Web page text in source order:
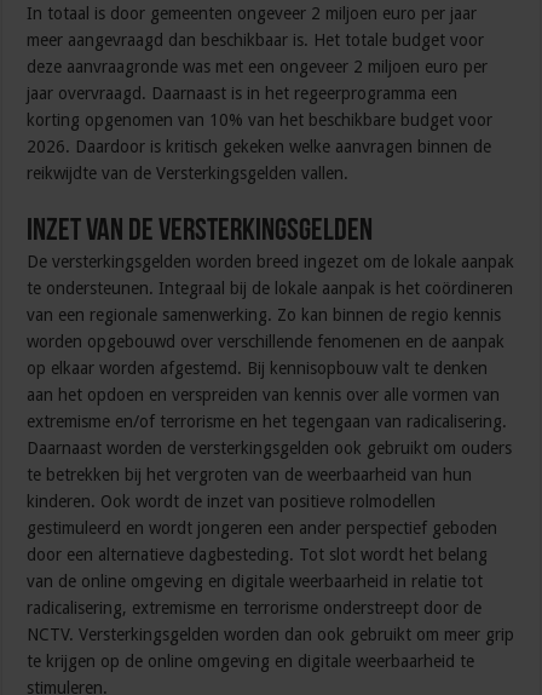
In totaal is door gemeenten ongeveer 2 miljoen euro per jaar
meer aangevraagd dan beschikbaar is. Het totale budget voor
deze aanvraagronde was met een ongeveer 2 miljoen euro per
jaar overvraagd. Daarnaast is in het regeerprogramma een
korting opgenomen van 10% van het beschikbare budget voor
2026. Daardoor is kritisch gekeken welke aanvragen binnen de
reikwijdte van de Versterkingsgelden vallen.
Inzet van de versterkingsgelden
De versterkingsgelden worden breed ingezet om de lokale aanpak
te ondersteunen. Integraal bij de lokale aanpak is het coördineren
van een regionale samenwerking. Zo kan binnen de regio kennis
worden opgebouwd over verschillende fenomenen en de aanpak
op elkaar worden afgestemd. Bij kennisopbouw valt te denken
aan het opdoen en verspreiden van kennis over alle vormen van
extremisme en/of terrorisme en het tegengaan van radicalisering.
Daarnaast worden de versterkingsgelden ook gebruikt om ouders
te betrekken bij het vergroten van de weerbaarheid van hun
kinderen. Ook wordt de inzet van positieve rolmodellen
gestimuleerd en wordt jongeren een ander perspectief geboden
door een alternatieve dagbesteding. Tot slot wordt het belang
van de online omgeving en digitale weerbaarheid in relatie tot
radicalisering, extremisme en terrorisme onderstreept door de
NCTV. Versterkingsgelden worden dan ook gebruikt om meer grip
te krijgen op de online omgeving en digitale weerbaarheid te
stimuleren.